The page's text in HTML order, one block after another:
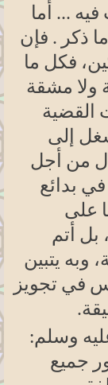
... أما
ذكر . فإن
فكل ما
ولا مشقة
القضية
إلى
من أجل
بدائع
على
بل أتم
وبه يتبين
في تجويز
وسلم:
جميع